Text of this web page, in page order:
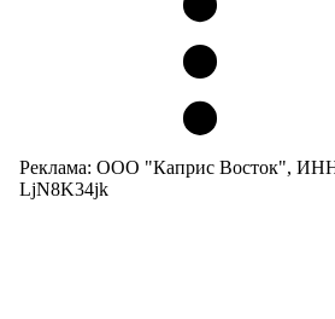
Реклама: ООО "Каприс Восток",
LjN8K34jk